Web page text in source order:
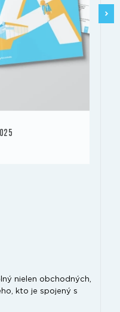
nielen obchodných,
kto je spojený s